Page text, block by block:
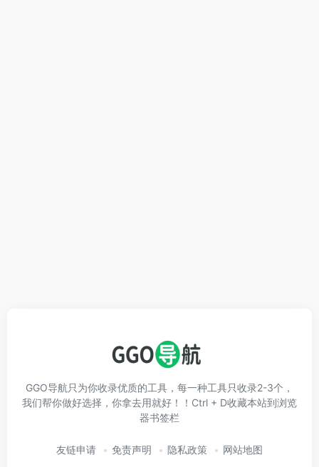
GGO导航只为你收录优质的工具，每一种工具只收录2-3个，
我们帮你做好选择，你拿去用就好！！Ctrl + D收藏本站到浏览
器书签栏
友链申请 免责声明 隐私政策 网站地图